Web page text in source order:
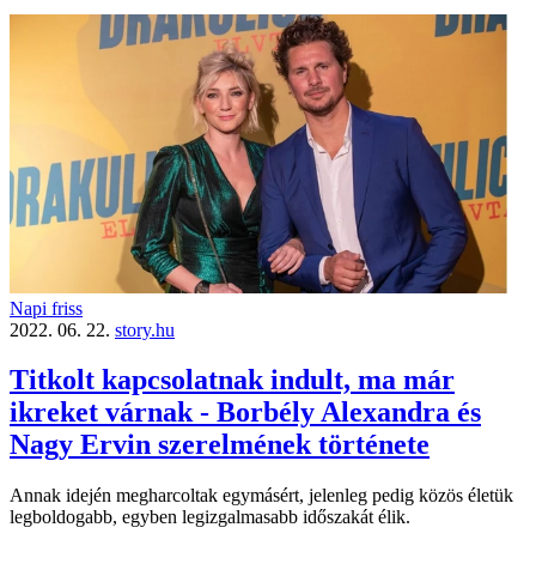
Napi friss
2022. 06. 22. story.hu
Titkolt kapcsolatnak indult, ma már
ikreket várnak - Borbély Alexandra és
Nagy Ervin szerelmének története
Annak idején megharcoltak egymásért, jelenleg pedig közös életük
legboldogabb, egyben legizgalmasabb időszakát élik.